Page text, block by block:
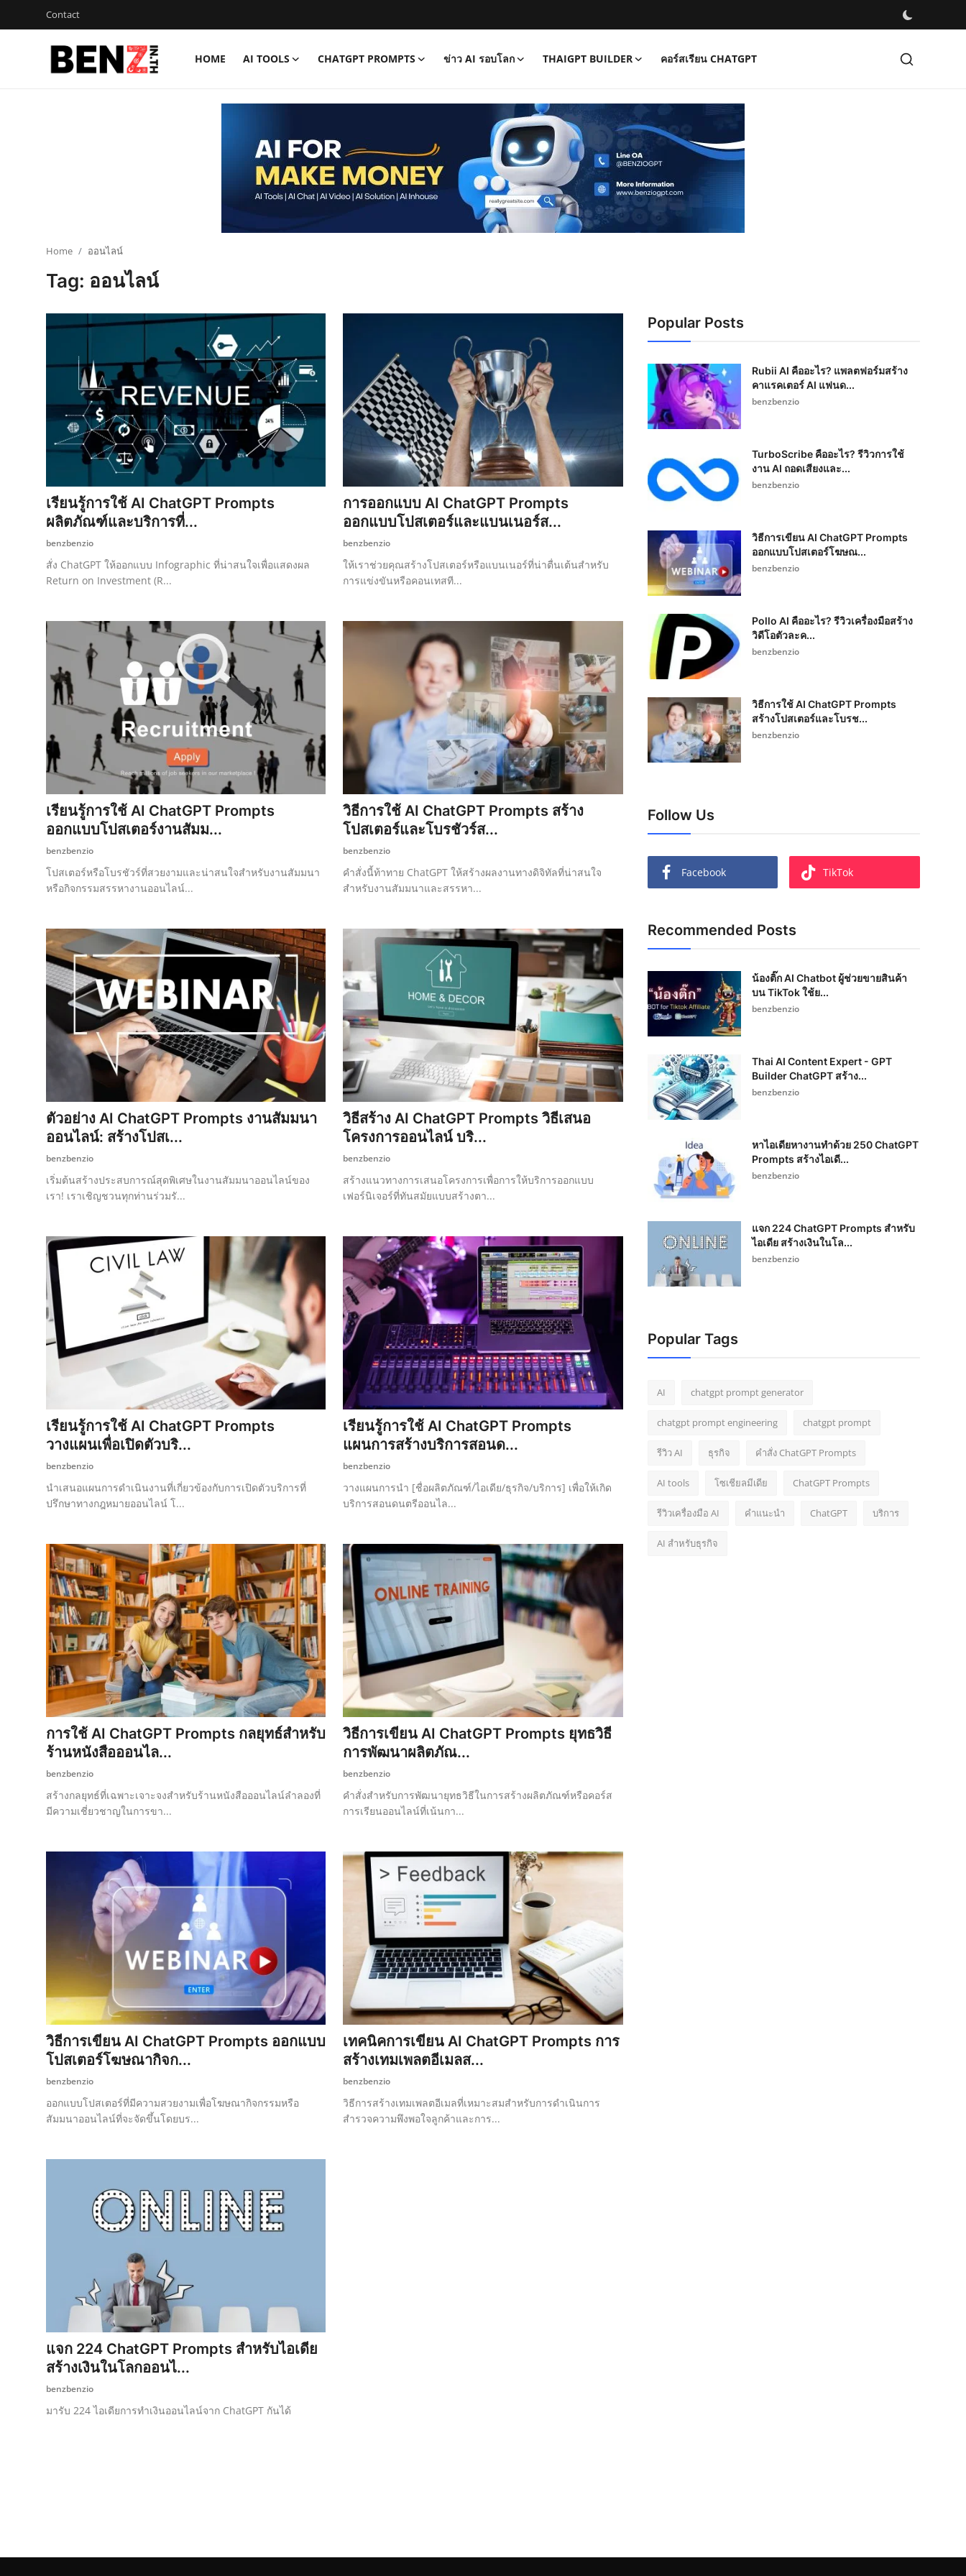
Contact
HOME AI TOOLS CHATGPT PROMPTS ข่าว AI รอบโลก THAIGPT BUILDER คอร์สเรียน CHATGPT
ThaiGPT Builder
คอร์สเรียน ChatGPT
Home ออนไลน์
Tag: ออนไลน์
เรียนรู้การใช้ AI ChatGPT Prompts
ผลิตภัณฑ์และบริการที่...
benzbenzio
สั่ง ChatGPT ให้ออกแบบ Infographic ที่น่าสนใจเพื่อแสดงผล
Return on Investment (R...
การออกแบบ AI ChatGPT Prompts
ออกแบบโปสเตอร์และแบนเนอร์ส...
benzbenzio
ให้เราช่วยคุณสร้างโปสเตอร์หรือแบนเนอร์ที่น่าตื่นเต้นสำหรับ
การแข่งขันหรือคอนเทสที...
เรียนรู้การใช้ AI ChatGPT Prompts
ออกแบบโปสเตอร์งานสัมม...
benzbenzio
โปสเตอร์หรือโบรชัวร์ที่สวยงามและน่าสนใจสำหรับงานสัมมนา
หรือกิจกรรมสรรหางานออนไลน์...
วิธีการใช้ AI ChatGPT Prompts สร้าง
โปสเตอร์และโบรชัวร์ส...
benzbenzio
คำสั่งนี้ท้าทาย ChatGPT ให้สร้างผลงานทางดิจิทัลที่น่าสนใจ
สำหรับงานสัมมนาและสรรหา...
ตัวอย่าง AI ChatGPT Prompts งานสัมมนา
ออนไลน์: สร้างโปสเ...
benzbenzio
เริ่มต้นสร้างประสบการณ์สุดพิเศษในงานสัมมนาออนไลน์ของ
เรา! เราเชิญชวนทุกท่านร่วมรั...
วิธีสร้าง AI ChatGPT Prompts วิธีเสนอ
โครงการออนไลน์ บริ...
benzbenzio
สร้างแนวทางการเสนอโครงการเพื่อการให้บริการออกแบบ
เฟอร์นิเจอร์ที่ทันสมัยแบบสร้างตา...
เรียนรู้การใช้ AI ChatGPT Prompts
วางแผนเพื่อเปิดตัวบริ...
benzbenzio
นำเสนอแผนการดำเนินงานที่เกี่ยวข้องกับการเปิดตัวบริการที่
ปรึกษาทางกฎหมายออนไลน์ โ...
เรียนรู้การใช้ AI ChatGPT Prompts
แผนการสร้างบริการสอนด...
benzbenzio
วางแผนการนำ [ชื่อผลิตภัณฑ์/ไอเดีย/ธุรกิจ/บริการ] เพื่อให้เกิด
บริการสอนดนตรีออนไล...
การใช้ AI ChatGPT Prompts กลยุทธ์สำหรับ
ร้านหนังสือออนไล...
benzbenzio
สร้างกลยุทธ์ที่เฉพาะเจาะจงสำหรับร้านหนังสือออนไลน์ลำลองที่
มีความเชี่ยวชาญในการขา...
วิธีการเขียน AI ChatGPT Prompts ยุทธวิธี
การพัฒนาผลิตภัณ...
benzbenzio
คำสั่งสำหรับการพัฒนายุทธวิธีในการสร้างผลิตภัณฑ์หรือคอร์ส
การเรียนออนไลน์ที่เน้นกา...
วิธีการเขียน AI ChatGPT Prompts ออกแบบ
โปสเตอร์โฆษณากิจก...
benzbenzio
ออกแบบโปสเตอร์ที่มีความสวยงามเพื่อโฆษณากิจกรรมหรือ
สัมมนาออนไลน์ที่จะจัดขึ้นโดยบร...
เทคนิคการเขียน AI ChatGPT Prompts การ
สร้างเทมเพลตอีเมลส...
benzbenzio
วิธีการสร้างเทมเพลตอีเมลที่เหมาะสมสำหรับการดำเนินการ
สำรวจความพึงพอใจลูกค้าและการ...
แจก 224 ChatGPT Prompts สำหรับไอเดีย
สร้างเงินในโลกออนไ...
benzbenzio
มารับ 224 ไอเดียการทำเงินออนไลน์จาก ChatGPT กันได้
Popular Posts
Rubii AI คืออะไร? แพลตฟอร์มสร้าง
คาแรคเตอร์ AI แฟนด...
benzbenzio
TurboScribe คืออะไร? รีวิวการใช้
งาน AI ถอดเสียงและ...
benzbenzio
วิธีการเขียน AI ChatGPT Prompts
ออกแบบโปสเตอร์โฆษณ...
benzbenzio
Pollo AI คืออะไร? รีวิวเครื่องมือสร้าง
วิดีโอตัวละค...
benzbenzio
วิธีการใช้ AI ChatGPT Prompts
สร้างโปสเตอร์และโบรช...
benzbenzio
Follow Us
Facebook TikTok
Recommended Posts
น้องติ๊ก AI Chatbot ผู้ช่วยขายสินค้า
บน TikTok ใช้ย...
benzbenzio
Thai AI Content Expert - GPT
Builder ChatGPT สร้าง...
benzbenzio
หาไอเดียหางานทำด้วย 250 ChatGPT
Prompts สร้างไอเดี...
benzbenzio
แจก 224 ChatGPT Prompts สำหรับ
ไอเดีย สร้างเงินในโล...
benzbenzio
Popular Tags
AI chatgpt prompt generator
chatgpt prompt engineering chatgpt prompt
รีวิว AI ธุรกิจ คำสั่ง ChatGPT Prompts
AI tools โซเชียลมีเดีย ChatGPT Prompts
รีวิวเครื่องมือ AI คำแนะนำ ChatGPT บริการ
AI สำหรับธุรกิจ